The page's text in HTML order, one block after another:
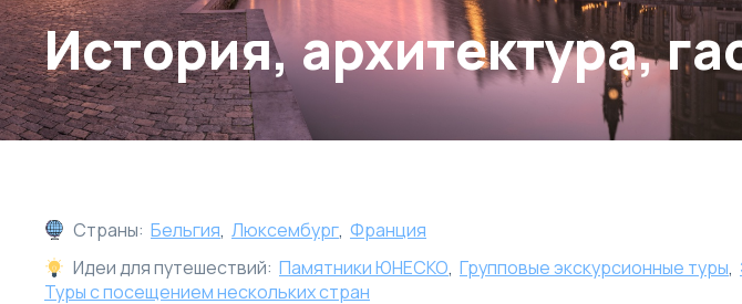
История, архитектура,
Страны: Бельгия, Люксембург, Франция
Идеи для путешествий: Памятники ЮНЕСКО, Групповые экскурсионные туры,
Туры с посещением нескольких стран